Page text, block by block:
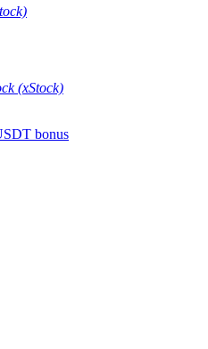
beloningen te ontvangen
(xStock)
bonus